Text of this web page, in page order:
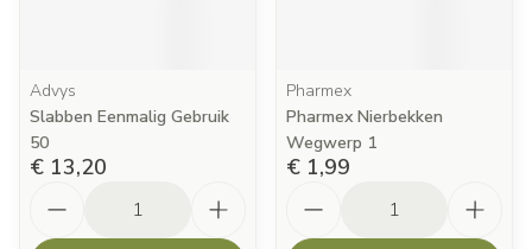
Advys
Slabben Eenmalig Gebruik
50
€ 13,20
Pharmex
Pharmex Nierbekken
Wegwerp 1
€ 1,99